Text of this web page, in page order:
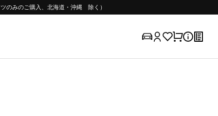
のみのご購入、北海道・沖縄 除く）